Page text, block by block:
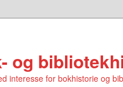
og
interesse for bokhistorie og